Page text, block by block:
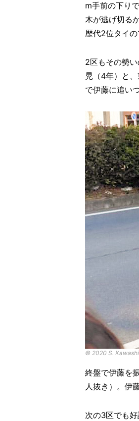
m手前の下り
木が逃げ切る
歴代2位タイの
2区もその勢
晃（4年）と
で伊藤に追い
©︎ 2020 S.
終盤で伊藤を
人抜き）。伊
次の3区でも